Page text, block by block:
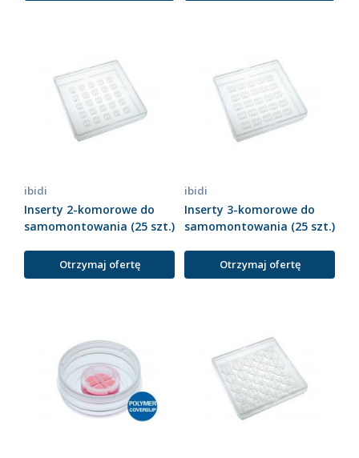
ibidi
Inserty 2-komorowe do
samomontowania (25 szt.)
Otrzymaj ofertę
ibidi
Inserty 3-komorowe do
samomontowania (25 szt.)
Otrzymaj ofertę